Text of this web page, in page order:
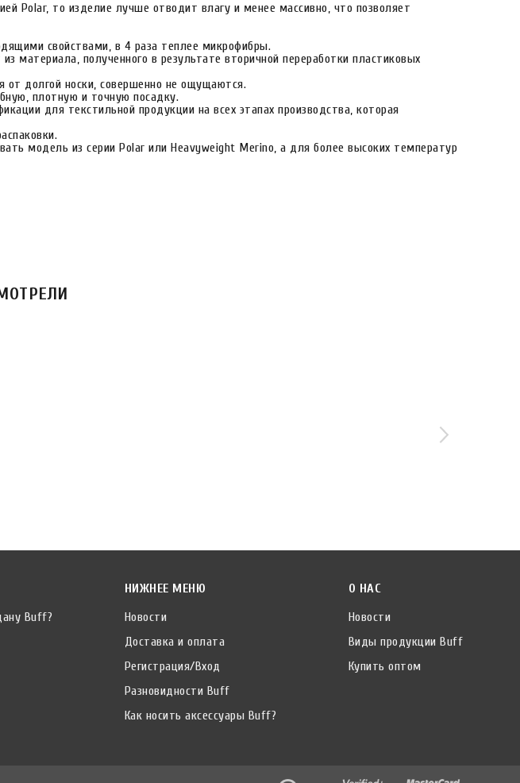
Polar, то изделие лучше отводит влагу и менее массивно, что позволяет
свойствами, в 4 раза теплее микрофибры.
материала, полученного в результате вторичной переработки пластиковых
долгой носки, совершенно не ощущаются.
плотную и точную посадку.
для текстильной продукции на всех этапах производства, которая
модель из серии Polar или Heavyweight Merino, а для более высоких температур
Buff?
НИЖНЕЕ МЕНЮ
Новости
Доставка и оплата
Регистрация/Вход
Разновидности Buff
Как носить аксессуары Buff?
О НАС
Новости
Виды продукции Buff
Купить оптом